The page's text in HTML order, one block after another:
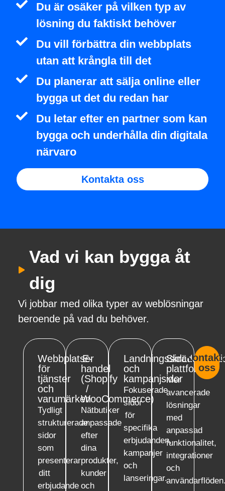
Du är osäker på vilken typ av
lösning du faktiskt behöver
Du vill förbättra din webbplats
utan att krångla till det
Du planerar att sälja online eller
bygga ut det du redan har
Du letar efter en partner som kan
bygga och underhålla din digitala
närvaro
Kontakta oss
Vad vi kan bygga åt
dig
Vi jobbar med olika typer av weblösningar
beroende på vad du behöver.
Webbplatser
för
tjänster
och
varumärken
Tydligt
strukturerade
sidor
som
presenterar
ditt
erbjudande
E-
handel
(Shopify
/
WooCommerce)
Nätbutiker
anpassade
efter
dina
produkter,
kunder
och
Landningssidor
och
kampanjsidor
Fokuserade
sidor
för
specifika
erbjudanden,
kampanjer
och
lanseringar.
plattformar
Mer
avancerade
lösningar
med
anpassad
funktionalitet,
integrationer
och
oss